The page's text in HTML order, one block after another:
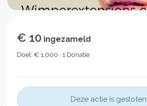
€ 10 ingezameld
Doel: € 1.000 · 1 Donatie
Deze actie is gesloten